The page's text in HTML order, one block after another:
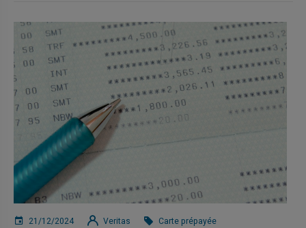
21/12/2024 Veritas Carte prépayée